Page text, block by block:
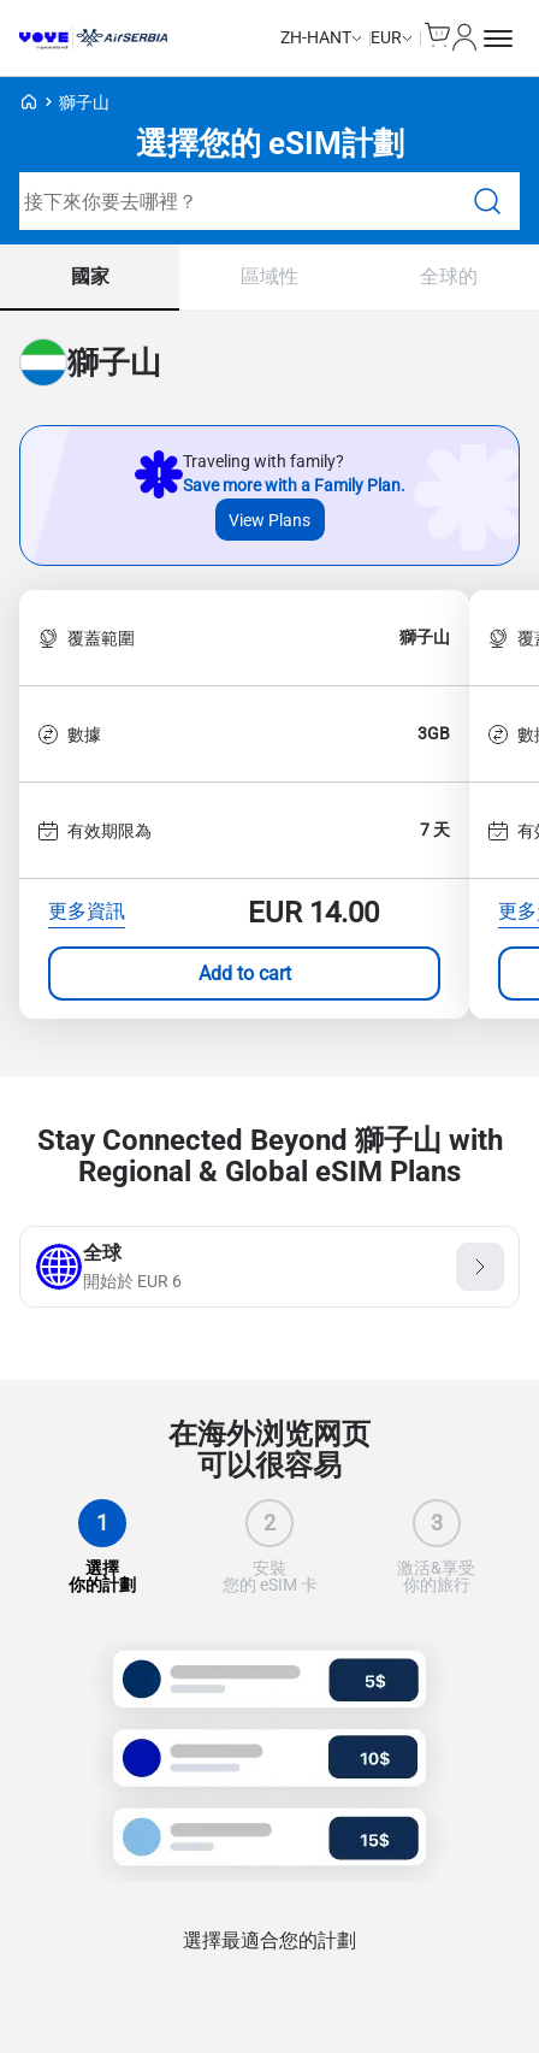
ZH-HANT EUR
Voye Homepage
獅子山
選擇您的 eSIM計劃
國家 區域性 全球的
獅子山
Traveling with family?
Save more with a Family Plan.
View Plans
覆蓋範圍 獅子山
數據 3GB
有效期限為 7 天
更多資訊 EUR14.00
Add to cart
覆
數
有
更
Stay Connected Beyond 獅子山 with
Regional & Global eSIM Plans
全球
開始於 EUR 6
在海外浏览网页
可以很容易
1
選擇
你的計劃
2
安裝
您的 eSIM 卡
3
激活&享受
你的旅行
選擇最適合您的計劃